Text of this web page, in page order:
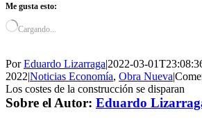
Me gusta esto:
Cargando...
PorEduardo Lizarraga|2022-03-
2022|Noticias Economía, Obra Nueva|
Los costes de la construcción se disparan
Sobre el Autor: Eduardo